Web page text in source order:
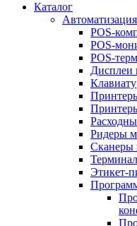
Каталог
POS-
POS-
POS-
Дисплеи
Ридеры
Сканеры
Этикет-